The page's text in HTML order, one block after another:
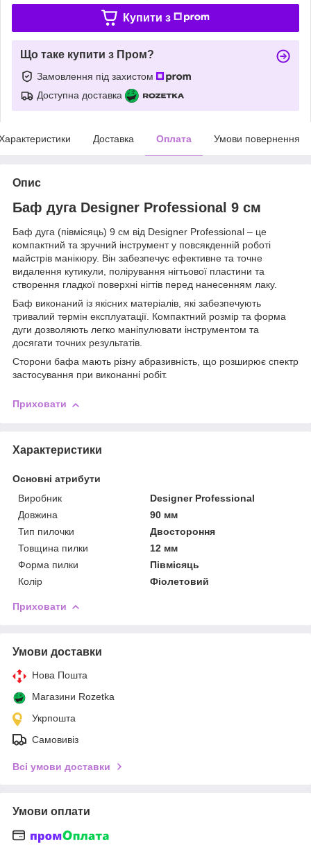
Купити з
Що таке купити з Пром?
Замовлення під захистом
Доступна доставка
Доставка Оплата Умови повернення
Опис
Баф дуга Designer Professional 9 см
Баф дуга (півмісяць) 9 см від Designer Professional – це
компактний та зручний інструмент у повсякденній роботі
майстрів манікюру. Він забезпечує ефективне та точне
видалення кутикули, полірування нігтьової пластини та
створення гладкої поверхні нігтів перед нанесенням лаку.
Баф виконаний із якісних матеріалів, які забезпечують
тривалий термін експлуатації. Компактний розмір та форма
дуги дозволяють легко маніпулювати інструментом та
досягати точних результатів.
Сторони бафа мають різну абразивність, що розширює спектр
застосування при виконанні робіт.
Приховати
Характеристики
Основні атрибути
Виробник
Designer Professional
Довжина
90 мм
Тип пилочки
Двостороння
Товщина пилки
12 мм
Форма пилки
Півмісяць
Колір
Фіолетовий
Приховати
Умови доставки
Нова Пошта
Магазини Rozetka
Укрпошта
Самовивіз
Всі умови доставки
Умови оплати